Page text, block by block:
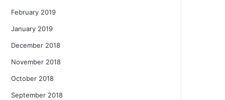
February 2019
January 2019
December 2018
November 2018
October 2018
September 2018